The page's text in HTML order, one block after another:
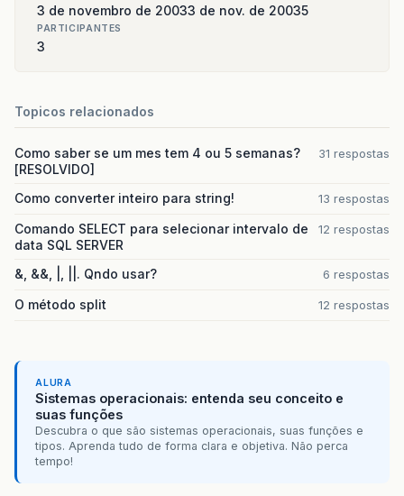
3 de novembro de 20033 de nov. de 20035
PARTICIPANTES
3
Topicos relacionados
Como saber se um mes tem 4 ou 5 semanas?
[RESOLVIDO]
31 respostas
Como converter inteiro para string! 13 respostas
Comando SELECT para selecionar intervalo de
data SQL SERVER
12 respostas
&, &&, |, ||. Qndo usar? 6 respostas
O método split 12 respostas
ALURA
Sistemas operacionais: entenda seu conceito e
suas funções
Descubra o que são sistemas operacionais, suas funções e
tipos. Aprenda tudo de forma clara e objetiva. Não perca
tempo!